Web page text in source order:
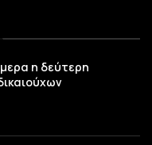
η δεύτερη